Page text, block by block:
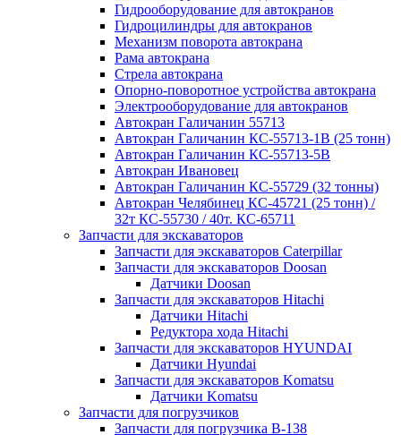
Гидрооборудование для автокранов
Гидроцилиндры для автокранов
Механизм поворота автокрана
Рама автокрана
Стрела автокрана
Опорно-поворотное устройства автокрана
Электрооборудование для автокранов
Автокран Галичанин 55713
Автокран Галичанин КС-55713-1В (25 тонн)
Автокран Галичанин КС-55713-5В
Автокран Ивановец
Автокран Галичанин КС-55729 (32 тонны)
Автокран Челябинец КС-45721 (25 тонн) /
32т КС-55730 / 40т. КС-65711
Запчасти для экскаваторов
Запчасти для экскаваторов Caterpillar
Запчасти для экскаваторов Doosan
Датчики Doosan
Запчасти для экскаваторов Hitachi
Датчики Hitachi
Редуктора хода Hitachi
Запчасти для экскаваторов HYUNDAI
Датчики Hyundai
Запчасти для экскаваторов Komatsu
Датчики Komatsu
Запчасти для погрузчиков
Запчасти для погрузчика B-138